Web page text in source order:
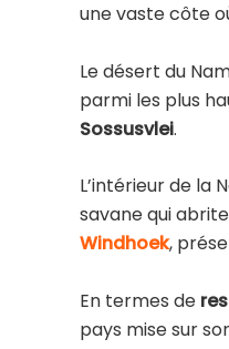
une vaste côte
Le désert du
parmi les plus
Sossusvlei.
L’intérieur de la
savane qui
Windhoek,
En termes de
pays mise sur